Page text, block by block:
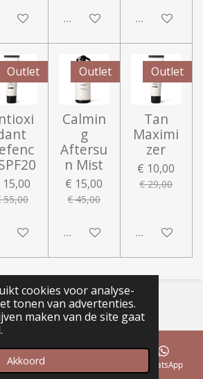
cookies voor analyse-
tonen van advertenties.
maken van de site gaat
Akkoord
winkelwagenHoud mij op de hoogte
In
Outlet
15,00
55,00
winkelwagen
Outlet
Calmin
g
Aftersu
n Mist
€ 15,00
€ 45,00
In winkelwagen
Outlet
Tan
Maximi
zer
€ 10,00
€ 29,00
In
Ellen
WhatsApp